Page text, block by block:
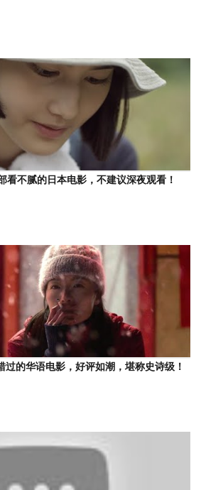
看不腻的日本电影，不建议深夜观看！
过的华语电影，好评如潮，堪称史诗级！